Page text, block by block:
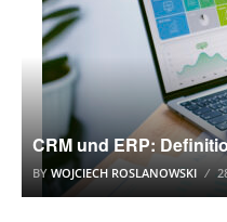
CRM und ERP:
BY WOJCIECH ROSLANOWSKI